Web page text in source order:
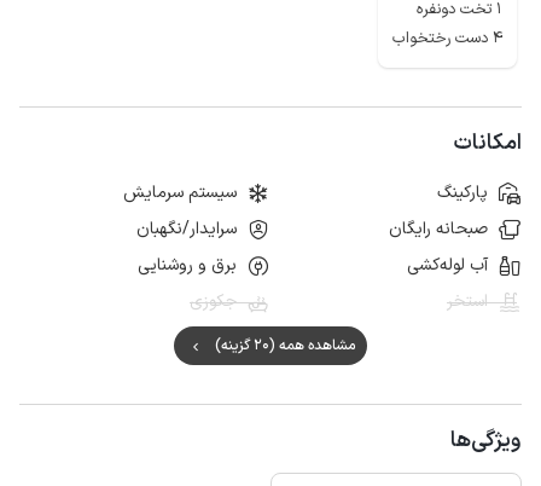
1 تخت دونفره
4 دست رختخواب
امکانات
پارکینگ
سیستم سرمایش
صبحانه رایگان
سرایدار/نگهبان
آب لوله‌کشی
برق و روشنایی
استخر
جکوزی
مشاهده همه (20 گزینه)
ویژگی‌ها